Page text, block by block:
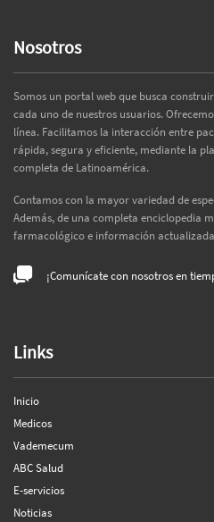
Nosotros
Somos un portal web que busca
cada uno de nuestros usuarios.
línea. Facilitamos la interacción entre
rápida, segura y eficiente, mediante la
completa de Latinoamérica.
Contamos con la mayor variedad de
Además, de una completa enciclopedia
farmacológico e información
¡Comunícate con nosotros en
Links
Inicio
Medicos
Vademecum
ABC Salud
E-servicios
Noticias